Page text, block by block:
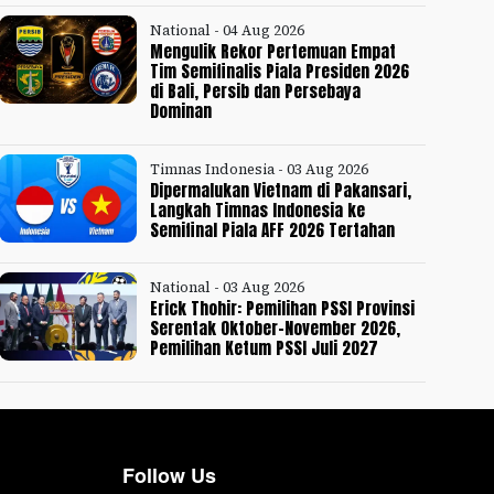
National - 04 Aug 2026
Mengulik Rekor Pertemuan Empat
Tim Semifinalis Piala Presiden 2026
di Bali, Persib dan Persebaya
Dominan
Timnas Indonesia - 03 Aug 2026
Dipermalukan Vietnam di Pakansari,
Langkah Timnas Indonesia ke
Semifinal Piala AFF 2026 Tertahan
National - 03 Aug 2026
Erick Thohir: Pemilihan PSSI Provinsi
Serentak Oktober-November 2026,
Pemilihan Ketum PSSI Juli 2027
Follow Us